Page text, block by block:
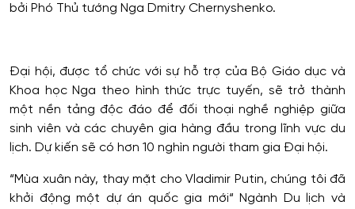
bởi Phó Thủ tướng Nga Dmitry Chernyshenko.
Đại hội, được tổ chức với sự hỗ trợ của Bộ Giáo dục và
Khoa học Nga theo hình thức trực tuyến, sẽ trở thành
một nền tảng độc đáo để đối thoại nghề nghiệp giữa
sinh viên và các chuyên gia hàng đầu trong lĩnh vực du
lịch. Dự kiến ​​sẽ có hơn 10 nghìn người tham gia Đại hội.
“Mùa xuân này, thay mặt cho Vladimir Putin, chúng tôi đã
khởi động một dự án quốc gia mới“ Ngành Du lịch và